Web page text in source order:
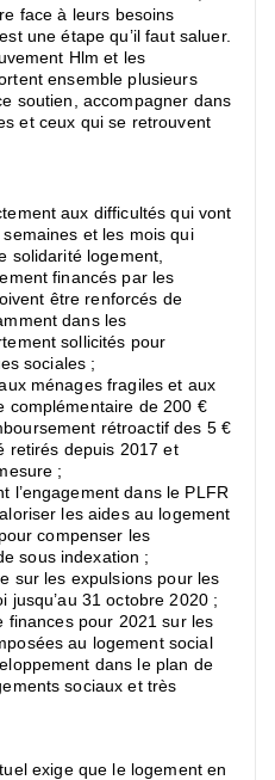
face à leurs besoins
une étape qu’il faut saluer.
Hlm et les
ensemble plusieurs
soutien, accompagner dans
et ceux qui se retrouvent
aux difficultés qui vont
et les mois qui
solidarité logement,
financés par les
être renforcés de
dans les
sollicités pour
sociales ;
ménages fragiles et aux
complémentaire de 200 €
rétroactif des 5 €
retirés depuis 2017 et
;
l’engagement dans le PLFR
les aides au logement
compenser les
sous indexation ;
sur les expulsions pour les
jusqu’au 31 octobre 2020 ;
finances pour 2021 sur les
au logement social
dans le plan de
sociaux et très
exige que le logement en